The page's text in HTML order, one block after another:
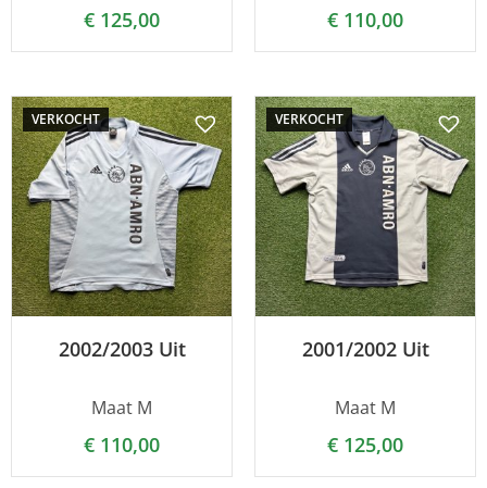
€ 125,00 € 110,00
VERKOCHT
2002/2003 Uit
Maat M
€ 110,00
VERKOCHT
2001/2002 Uit
Maat M
€ 125,00